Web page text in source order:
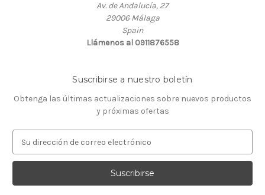
Av. de Andalucía, 27
29006 Málaga
Spain
Llámenos al 0911876558
Suscribirse a nuestro boletín
Obtenga las últimas actualizaciones sobre nuevos productos
y próximas ofertas
r
c